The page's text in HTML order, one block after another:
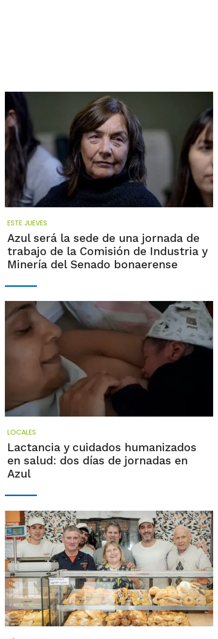
ESTE JUEVES
Azul será la sede de una jornada de
trabajo de la Comisión de Industria y
Minería del Senado bonaerense
LOCALES
Lactancia y cuidados humanizados
en salud: dos días de jornadas en
Azul